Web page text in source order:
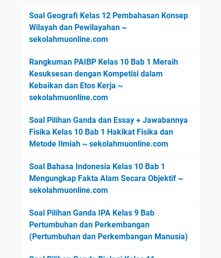
Soal Geografi Kelas 12 Pembahasan Konsep
Wilayah dan Pewilayahan ~
sekolahmuonline.com
Rangkuman PAIBP Kelas 10 Bab 1 Meraih
Kesuksesan dengan Kompetisi dalam
Kebaikan dan Etos Kerja ~
sekolahmuonline.com
Soal Pilihan Ganda dan Essay + Jawabannya
Fisika Kelas 10 Bab 1 Hakikat Fisika dan
Metode Ilmiah ~ sekolahmuonline.com
Soal Bahasa Indonesia Kelas 10 Bab 1
Mengungkap Fakta Alam Secara Objektif ~
sekolahmuonline.com
Soal Pilihan Ganda IPA Kelas 9 Bab
Pertumbuhan dan Perkembangan
(Pertumbuhan dan Perkembangan Manusia)